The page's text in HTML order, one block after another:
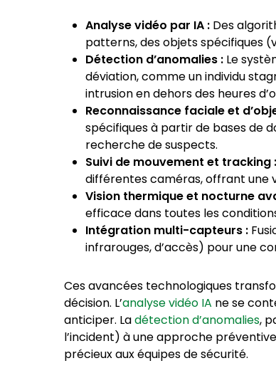
Analyse vidéo par IA : Des
patterns, des objets spécifiques
Détection d’anomalies : Le
déviation, comme un individu
intrusion en dehors des heures
Reconnaissance faciale et
spécifiques à partir de bases de
recherche de suspects.
Suivi de mouvement et tracking :
différentes caméras, offrant une
Vision thermique et nocturne
efficace dans toutes les
Intégration multi-capteurs :
infrarouges, d’accès) pour une
Ces avancées technologiques
décision. L’analyse vidéo IA ne se
anticiper. Ladétection d’anomalies,
l’incident) à une approche
précieux aux équipes de sécurité.